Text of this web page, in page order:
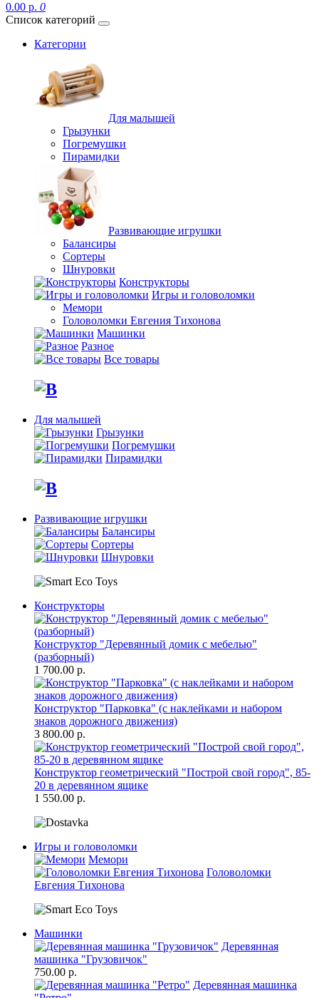
0.00 р. 0
Список категорий
Категории
Для малышей
Грызунки
Погремушки
Пирамидки
Развивающие игрушки
Балансиры
Сортеры
Шнуровки
Конструкторы
Игры и головоломки
Мемори
Головоломки Евгения Тихонова
Машинки
Разное
Все товары
Для малышей
Грызунки
Погремушки
Пирамидки
Развивающие игрушки
Балансиры
Сортеры
Шнуровки
Конструкторы
Конструктор "Деревянный домик с мебелью"
(разборный)
1 700.00 р.
Конструктор "Парковка" (с наклейками и набором
знаков дорожного движения)
3 800.00 р.
Конструктор геометрический "Построй свой город", 85-
20 в деревянном ящике
1 550.00 р.
Игры и головоломки
Мемори
Головоломки
Евгения Тихонова
Машинки
Деревянная
машинка "Грузовичок"
750.00 р.
Деревянная машинка